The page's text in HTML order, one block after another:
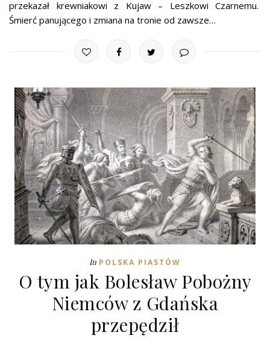
przekazał krewniakowi z Kujaw – Leszkowi Czarnemu.
Śmierć panującego i zmiana na tronie od zawsze…
In POLSKA PIASTÓW
O tym jak Bolesław Pobożny
Niemców z Gdańska
przepędził